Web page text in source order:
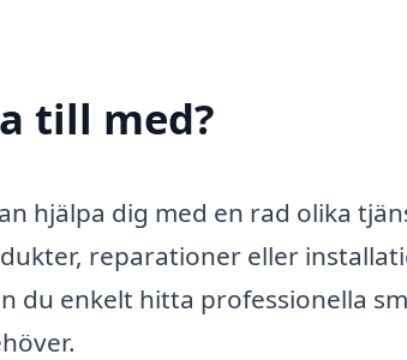
till med?
hjälpa dig med en rad olika
reparationer eller
du enkelt hitta professionella